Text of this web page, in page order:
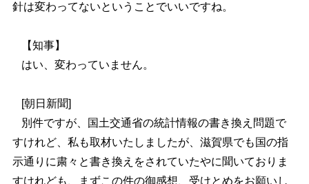
針は変わってないということでいいですね。
【知事】
はい、変わっていません。
[朝日新聞]
別件ですが、国土交通省の統計情報の書き換え問題で
すけれど、私も取材いたしましたが、滋賀県でも国の指
示通りに粛々と書き換えをされていたやに聞いておりま
すけれども、まずこの件の御感想、受けとめをお願いし